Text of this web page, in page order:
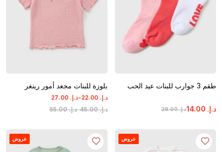
طقم 3 جوارب للبنات عيد الحب
د.إ.‏
29.00 د.إ. 14.00
بلوزة للبنات مجعد أمور رينغر
د.إ. ‏
22.00
-د.إ. ‏
27.00
د.إ.‏
45.00
-د.إ.‏
55.00
عروض عروض